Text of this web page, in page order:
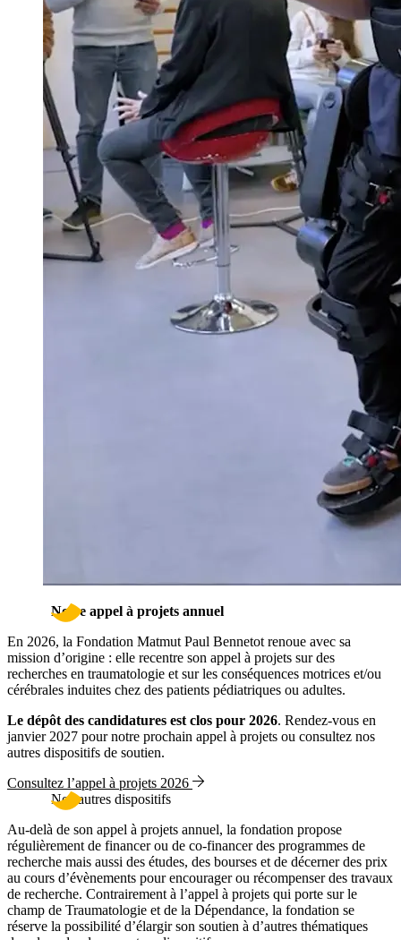
Notre appel à projets annuel
En 2026, la Fondation Matmut Paul Bennetot renoue avec sa
mission d’origine : elle recentre son appel à projets sur des
recherches en traumatologie et sur les conséquences motrices et/ou
cérébrales induites chez des patients pédiatriques ou adultes.
Le dépôt des candidatures est clos pour 2026. Rendez-vous en
janvier 2027 pour notre prochain appel à projets ou consultez nos
autres dispositifs de soutien.
Consultez l’appel à projets 2026
Nos autres dispositifs
Au-delà de son appel à projets annuel, la fondation propose
régulièrement de financer ou de co-financer des programmes de
recherche mais aussi des études, des bourses et de décerner des prix
au cours d’évènements pour encourager ou récompenser des travaux
de recherche. Contrairement à l’appel à projets qui porte sur le
champ de Traumatologie et de la Dépendance, la fondation se
réserve la possibilité d’élargir son soutien à d’autres thématiques